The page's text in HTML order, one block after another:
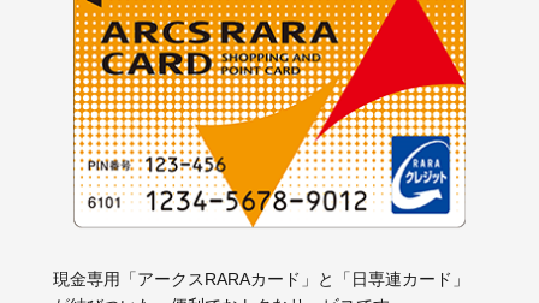
現金専用「アークスRARAカード」と「日専連カード」